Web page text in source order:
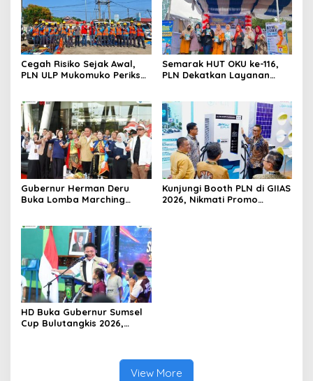
Cegah Risiko Sejak Awal,
PLN ULP Mukomuko Periksa
Semarak HUT OKU ke-116,
PLN Dekatkan Layanan
Gubernur Herman Deru
Buka Lomba Marching
dan Kedisiplinan Generasi
Muda
Kunjungi Booth PLN di GIIAS
2026, Nikmati Promo
HD Buka Gubernur Sumsel
Cup Bulutangkis 2026,
View More